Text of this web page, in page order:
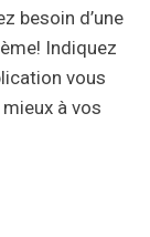
besoin d’une
Indiquez
vous
à vos